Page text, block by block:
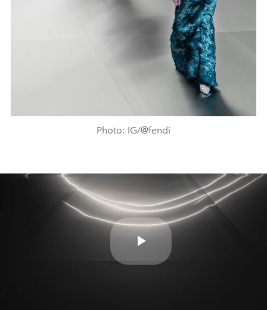
Photo: IG/@fendi
Play